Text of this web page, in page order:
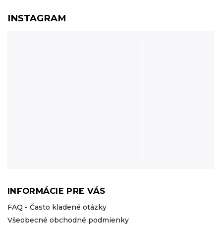
INFORMÁCIE PRE VÁS
FAQ - Často kladené otázky
Všeobecné obchodné podmienky
INSTAGRAM